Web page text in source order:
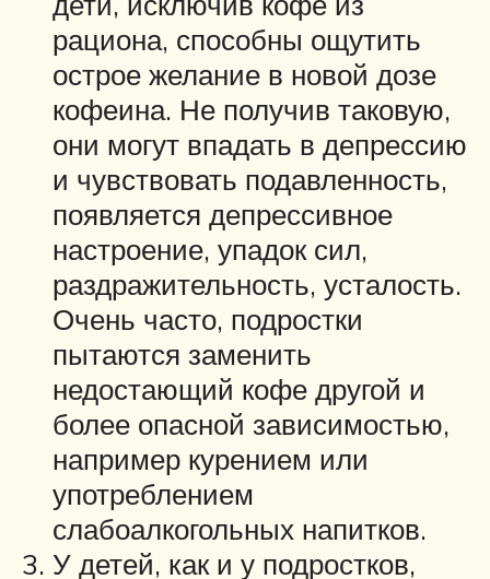
рациона, способны ощутить
острое желание в новой дозе
кофеина. Не получив таковую,
они могут впадать в депрессию
и чувствовать подавленность,
появляется депрессивное
настроение, упадок сил,
раздражительность, усталость.
Очень часто, подростки
пытаются заменить
недостающий кофе другой и
более опасной зависимостью,
например курением или
употреблением
слабоалкогольных напитков.
У детей, как и у подростков,